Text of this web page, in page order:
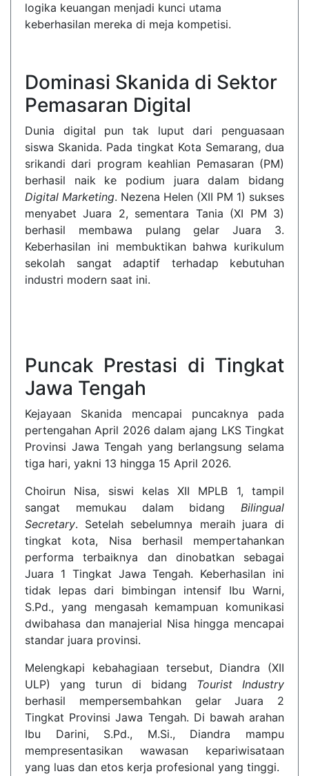
logika keuangan menjadi kunci utama
keberhasilan mereka di meja kompetisi.
Dominasi Skanida di Sektor
Pemasaran Digital
Dunia digital pun tak luput dari penguasaan
siswa Skanida. Pada tingkat Kota Semarang, dua
srikandi dari program keahlian Pemasaran (PM)
berhasil naik ke podium juara dalam bidang
Digital Marketing. Nezena Helen (XII PM 1) sukses
menyabet Juara 2, sementara Tania (XI PM 3)
berhasil membawa pulang gelar Juara 3.
Keberhasilan ini membuktikan bahwa kurikulum
sekolah sangat adaptif terhadap kebutuhan
industri modern saat ini.
Puncak Prestasi di Tingkat
Jawa Tengah
Kejayaan Skanida mencapai puncaknya pada
pertengahan April 2026 dalam ajang LKS Tingkat
Provinsi Jawa Tengah yang berlangsung selama
tiga hari, yakni 13 hingga 15 April 2026.
Choirun Nisa, siswi kelas XII MPLB 1, tampil
sangat memukau dalam bidang Bilingual
Secretary. Setelah sebelumnya meraih juara di
tingkat kota, Nisa berhasil mempertahankan
performa terbaiknya dan dinobatkan sebagai
Juara 1 Tingkat Jawa Tengah. Keberhasilan ini
tidak lepas dari bimbingan intensif Ibu Warni,
S.Pd., yang mengasah kemampuan komunikasi
dwibahasa dan manajerial Nisa hingga mencapai
standar juara provinsi.
Melengkapi kebahagiaan tersebut, Diandra (XII
ULP) yang turun di bidang Tourist Industry
berhasil mempersembahkan gelar Juara 2
Tingkat Provinsi Jawa Tengah. Di bawah arahan
Ibu Darini, S.Pd., M.Si., Diandra mampu
mempresentasikan wawasan kepariwisataan
yang luas dan etos kerja profesional yang tinggi.